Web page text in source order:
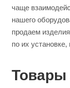
чаще
нашего
продаем
по их
Товары